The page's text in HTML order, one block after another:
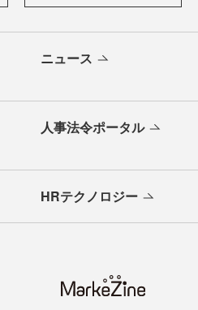
ニュース
人事法令ポータル
HRテクノロジー